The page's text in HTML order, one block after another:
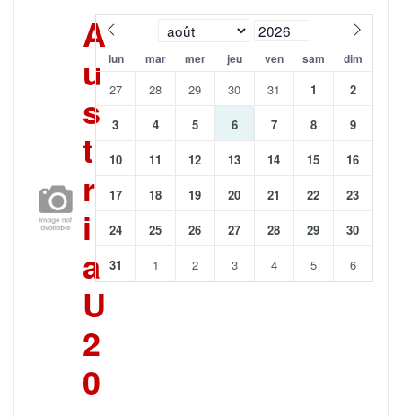
A
u
s
t
r
i
a
U
2
0
lun mar mer jeu ven sam dim
27 28 29 30 31 1 2
3 4 5 6 7 8 9
10 11 12 13 14 15 16
17 18 19 20 21 22 23
24 25 26 27 28 29 30
31 1 2 3 4 5 6